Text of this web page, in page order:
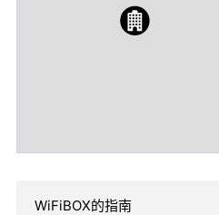
WiFiBOX的指南